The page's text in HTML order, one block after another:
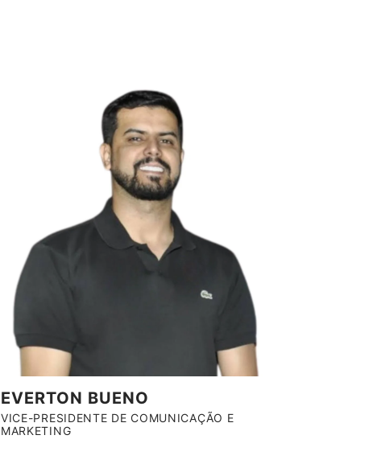
EVERTON BUENO
VICE-PRESIDENTE DE COMUNICAÇÃO E
MARKETING